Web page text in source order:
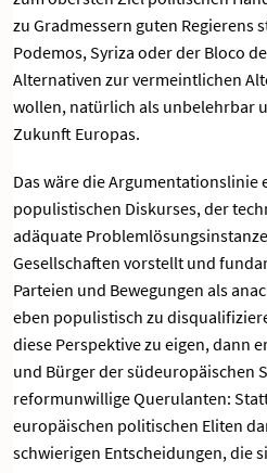
zu Gradmessern guten Regierens
Podemos, Syriza oder der Bloco
Alternativen zur vermeintlichen
wollen, natürlich als unbelehrbar
Zukunft Europas.
Das wäre die Argumentationslinie
populistischen Diskurses, der
adäquate
Gesellschaften vorstellt und
Parteien und Bewegungen als
eben populistisch zu
diese Perspektive zu eigen, dann
und Bürger der südeuropäischen
reformunwillige Querulanten:
europäischen politischen Eliten
schwierigen Entscheidungen, die